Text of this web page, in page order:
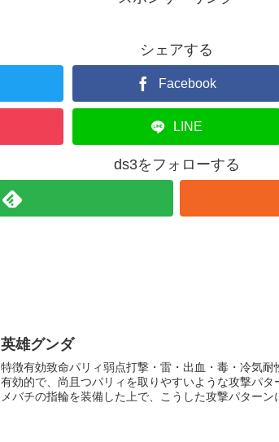
シェアする
Facebook
LINE
ds3をフォローする
英雄グンダ
特徴有効致命パリィ弱点打撃・雷・出血・毒・冷気
有効的で、尚且つパリィを取りやすいような攻撃パ
メバチの指輪を装備した上で、こうした攻撃パターン